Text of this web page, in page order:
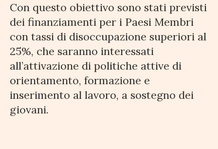
Con questo obiettivo sono stati previsti
dei finanziamenti per i Paesi Membri
con tassi di disoccupazione superiori al
25%, che saranno interessati
all’attivazione di politiche attive di
orientamento, formazione e
inserimento al lavoro, a sostegno dei
giovani.